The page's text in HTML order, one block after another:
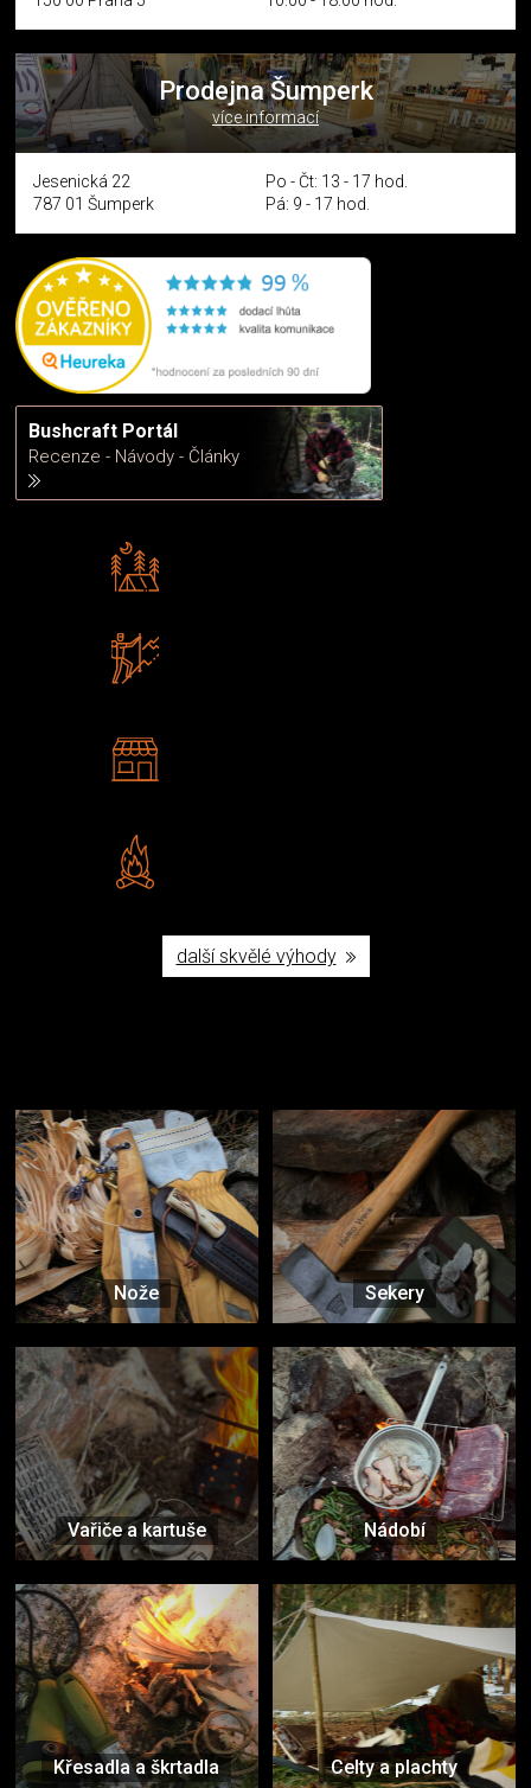
Prodejna Šumperk
více informací
Jesenická 22
787 01 Šumperk
Po - Čt: 13 - 17 hod.
Pá: 9 - 17 hod.
Bushcraft Portál
Recenze - Návody - Články
další skvělé výhody
Nože Sekery
Vařiče a kartuše Nádobí
Křesadla a škrtadla Celty a plachty